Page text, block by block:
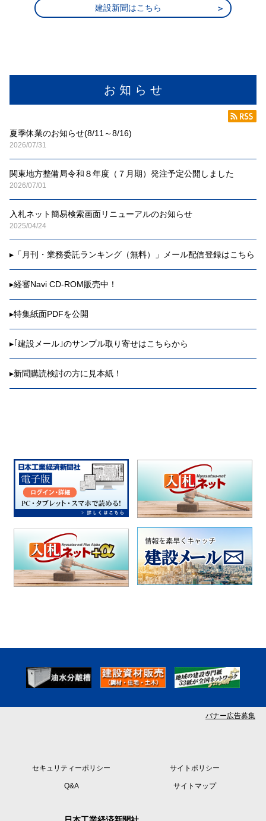
お 知 ら せ
夏季休業のお知らせ(8/11～8/16)
2026/07/31
関東地方整備局令和８年度（７月期）発注予定公開しました
2026/07/01
入札ネット簡易検索画面リニューアルのお知らせ
2025/04/24
▸ 「月刊・業務委託ランキング（無料）」メール配信登録はこちら
▸経審Navi CD-ROM販売中！
▸特集紙面PDFを公開
▸ ｢建設メール｣のサンプル取り寄せはこちらから
▸新聞購読検討の方に見本紙！
建設新聞はこちら
バナー広告募集
セキュリティーポリシー サイトポリシー
Q&A サイトマップ